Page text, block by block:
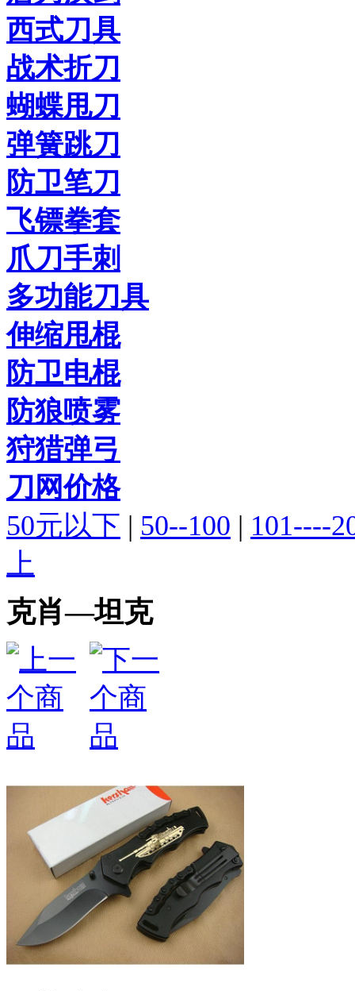
西式刀具
战术折刀
蝴蝶甩刀
弹簧跳刀
防卫笔刀
飞镖拳套
爪刀手刺
多功能刀具
伸缩甩棍
防卫电棍
防狼喷雾
狩猎弹弓
刀网价格
50元以下 | 50--100 | 101----
上
克肖—坦克